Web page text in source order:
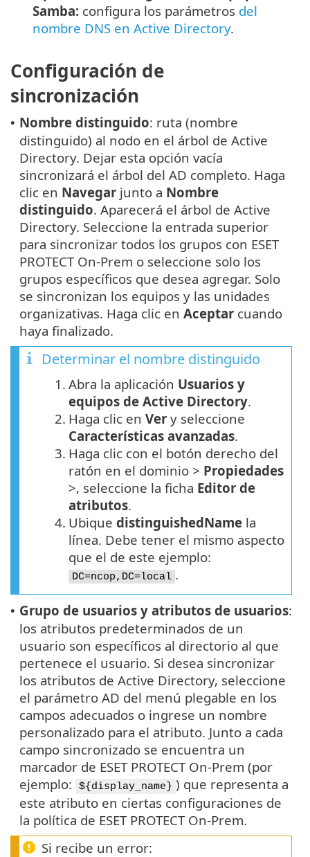
Samba: configura los parámetros del
nombre DNS en Active Directory.
Configuración de
sincronización
• Nombre distinguido: ruta (nombre
distinguido) al nodo en el árbol de Active
Directory. Dejar esta opción vacía
sincronizará el árbol del AD completo. Haga
clic en Navegar junto a Nombre
distinguido. Aparecerá el árbol de Active
Directory. Seleccione la entrada superior
para sincronizar todos los grupos con ESET
PROTECT On-Prem o seleccione solo los
grupos específicos que desea agregar. Solo
se sincronizan los equipos y las unidades
organizativas. Haga clic en Aceptar cuando
haya finalizado.
Determinar el nombre distinguido
1. Abra la aplicación Usuarios y
equipos de Active Directory.
2. Haga clic en Ver y seleccione
Características avanzadas.
3. Haga clic con el botón derecho del
ratón en el dominio > Propiedades
>, seleccione la ficha Editor de
atributos.
4. Ubique distinguishedName la
línea. Debe tener el mismo aspecto
que el de este ejemplo:
DC=ncop,DC=local .
• Grupo de usuarios y atributos de usuarios:
los atributos predeterminados de un
usuario son específicos al directorio al que
pertenece el usuario. Si desea sincronizar
los atributos de Active Directory, seleccione
el parámetro AD del menú plegable en los
campos adecuados o ingrese un nombre
personalizado para el atributo. Junto a cada
campo sincronizado se encuentra un
marcador de ESET PROTECT On-Prem (por
ejemplo:
${display_name} ) que representa a
este atributo en ciertas configuraciones de
la política de ESET PROTECT On-Prem.
Si recibe un error: